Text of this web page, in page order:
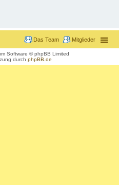
Mitglieder
Das Team
Software © phpBB Limited
durch phpBB.de